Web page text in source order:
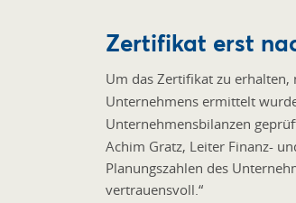
Zertifikat erst
Um das Zertifikat zu erhalten,
Unternehmens ermittelt
Unternehmensbilanzen
Achim Gratz, Leiter Finanz-
Planungszahlen des
vertrauensvoll.“